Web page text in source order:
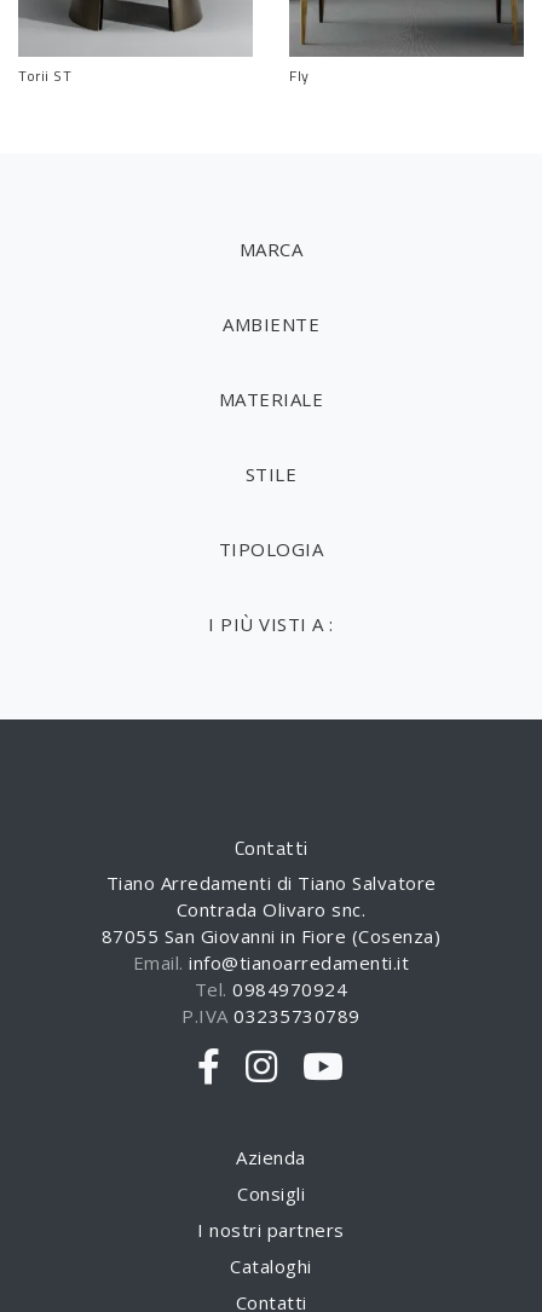
Torii ST Fly
MARCA
AMBIENTE
MATERIALE
STILE
TIPOLOGIA
I PIÙ VISTI A :
Contatti
Tiano Arredamenti di Tiano Salvatore
Contrada Olivaro snc.
87055 San Giovanni in Fiore (Cosenza)
Email.info@tianoarredamenti.it
Tel.0984970924
P.IVA03235730789
Azienda
Consigli
I nostri partners
Cataloghi
Contatti